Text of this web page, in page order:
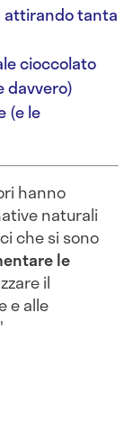
attirando tanta
cioccolato
davvero)
(e le
hanno
naturali
che si sono
le
il
e alle